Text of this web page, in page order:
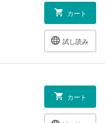
カート
試し読み
カート